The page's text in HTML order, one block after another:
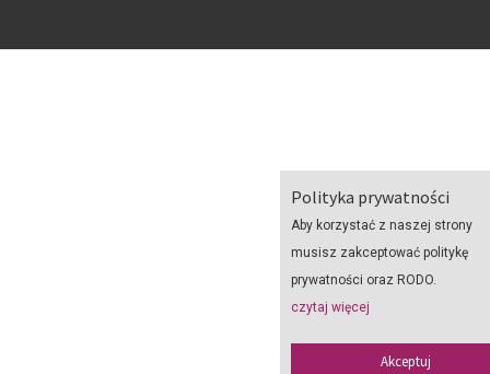
Polityka prywatności
Aby korzystać z naszej strony
musisz zakceptować politykę
prywatności oraz RODO.
czytaj więcej
Akceptuj